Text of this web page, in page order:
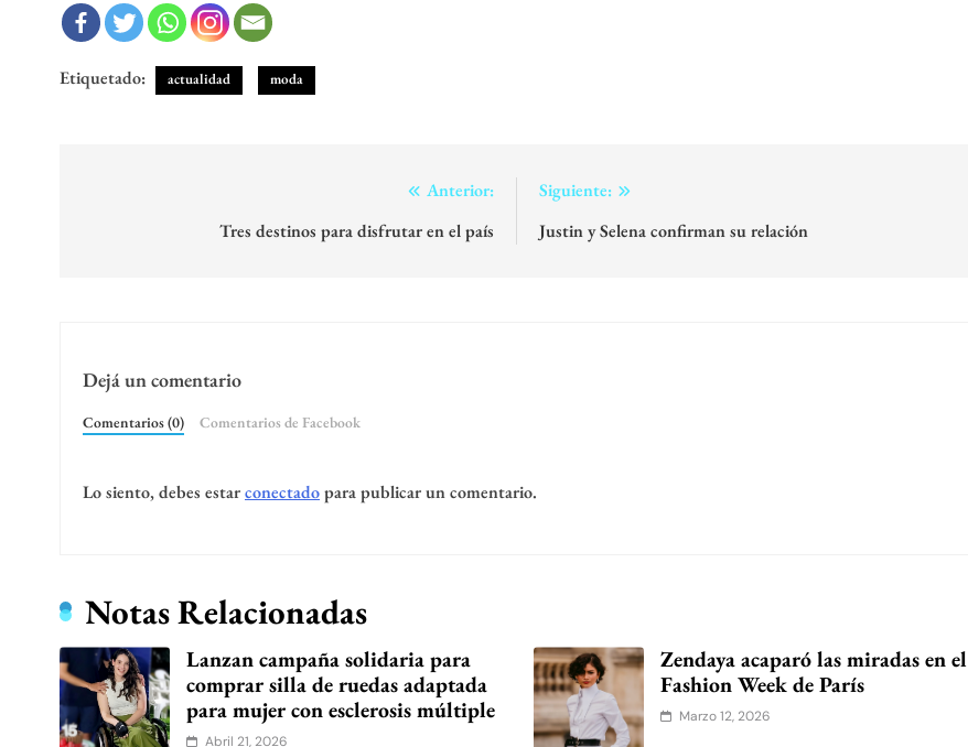
Etiquetado: actualidad moda
Anterior:
Tres destinos para disfrutar en el país
Siguiente:
Justin y Selena confirman su relación
Dejá un comentario
Comentarios (0) Comentarios de Facebook
Lo siento, debes estarconectadopara publicar un comentario.
Notas Relacionadas
Lanzan campaña solidaria para
comprar silla de ruedas adaptada
para mujer con esclerosis múltiple
Abril 21, 2026
Zendaya acaparó las miradas en el
Fashion Week de París
Marzo 12, 2026